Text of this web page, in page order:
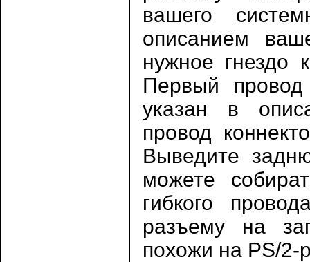
вашего
описанием
нужное гнездо
Первый
указан в
провод
Выведите
можете
гибкого
разъему на
похожи на PS/2-